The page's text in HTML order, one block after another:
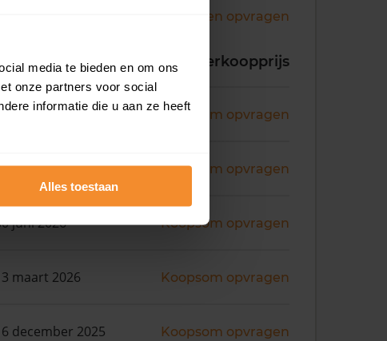
media te bieden en om ons
onze partners voor social
informatie die u aan ze heeft
Alles toestaan
Andere koopsommen opvragen
Verkoopprijs
juni 2026 Koopsom opvragen
juni 2026 Koopsom opvragen
juni 2026 Koopsom opvragen
maart 2026 Koopsom opvragen
december 2025 Koopsom opvragen